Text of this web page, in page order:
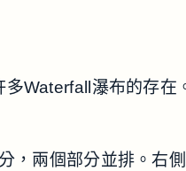
Waterfall瀑布的存在
，兩個部分並排。右